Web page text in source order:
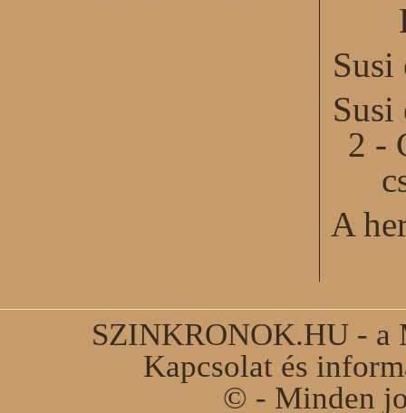
Susi
Susi
2 -
A
SZINKRONOK.HU - a
Kapcsolat és
© - Minden